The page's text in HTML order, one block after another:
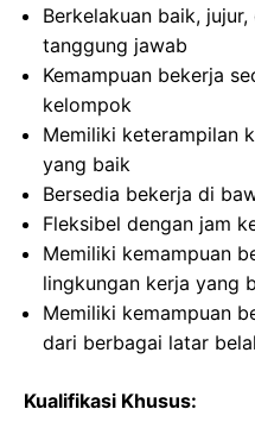
Berkelakuan baik,
tanggung jawab
Kemampuan bekerja
kelompok
Memiliki keterampilan
yang baik
Bersedia bekerja di
Fleksibel dengan jam
Memiliki kemampuan
lingkungan kerja yang
Memiliki kemampuan
dari berbagai latar
Kualifikasi Khusus: